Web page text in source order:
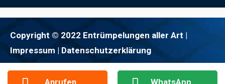
Copyright © 2022 Entrümpelungen aller Art |
Impressum | Datenschutzerklärung
Anrufen WhatsApp